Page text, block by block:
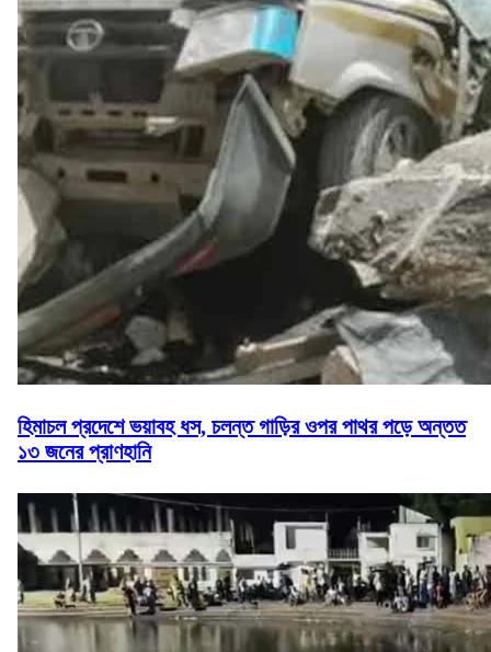
হিমাচল প্রদেশে ভয়াবহ ধস, চলন্ত গাড়ির ওপর পাথর পড়ে অন্তত
১৩ জনের প্রাণহানি